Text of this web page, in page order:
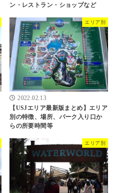
ン・レストラン・ショップなど
エリア別
2022.02.13
【USJエリア最新版まとめ】エリア
別の特徴、場所、パーク入り口か
らの所要時間等
エリア別